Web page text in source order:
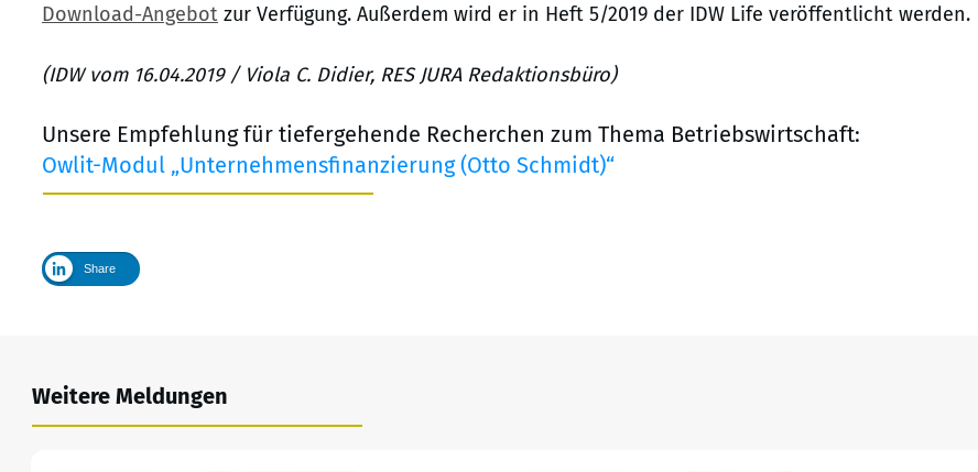
Download-Angebot zur Verfügung. Außerdem wird er in Heft 5/2019 der IDW Life veröffentlicht werden.
(IDW vom 16.04.2019 / Viola C. Didier, RES JURA Redaktionsbüro)
Unsere Empfehlung für tiefergehende Recherchen zum Thema Betriebswirtschaft:
Owlit-Modul „Unternehmensfinanzierung (Otto Schmidt)“
Share
Weitere Meldungen